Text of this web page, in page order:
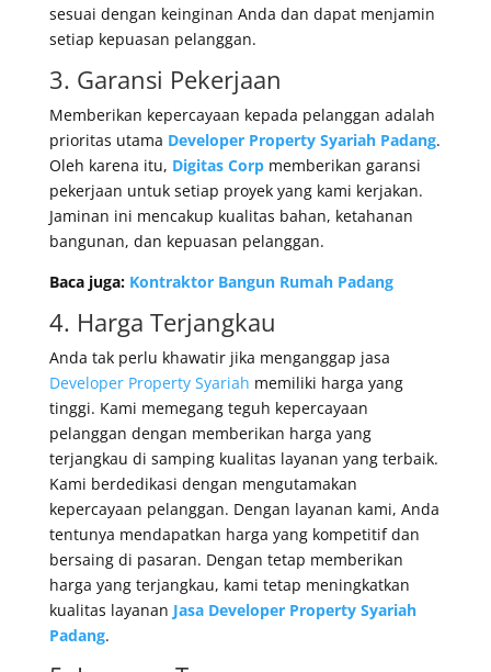
sesuai dengan keinginan Anda dan dapat menjamin
setiap kepuasan pelanggan.
3. Garansi Pekerjaan
Memberikan kepercayaan kepada pelanggan adalah
prioritas utama Developer Property Syariah Padang.
Oleh karena itu, Digitas Corpmemberikan garansi
pekerjaan untuk setiap proyek yang kami kerjakan.
Jaminan ini mencakup kualitas bahan, ketahanan
bangunan, dan kepuasan pelanggan.
Baca juga: Kontraktor Bangun Rumah Padang
4. Harga Terjangkau
Anda tak perlu khawatir jika menganggap jasa
Developer Property Syariah memiliki harga yang
tinggi. Kami memegang teguh kepercayaan
pelanggan dengan memberikan harga yang
terjangkau di samping kualitas layanan yang terbaik.
Kami berdedikasi dengan mengutamakan
kepercayaan pelanggan. Dengan layanan kami, Anda
tentunya mendapatkan harga yang kompetitif dan
bersaing di pasaran. Dengan tetap memberikan
harga yang terjangkau, kami tetap meningkatkan
kualitas layanan Jasa Developer Property Syariah
Padang.